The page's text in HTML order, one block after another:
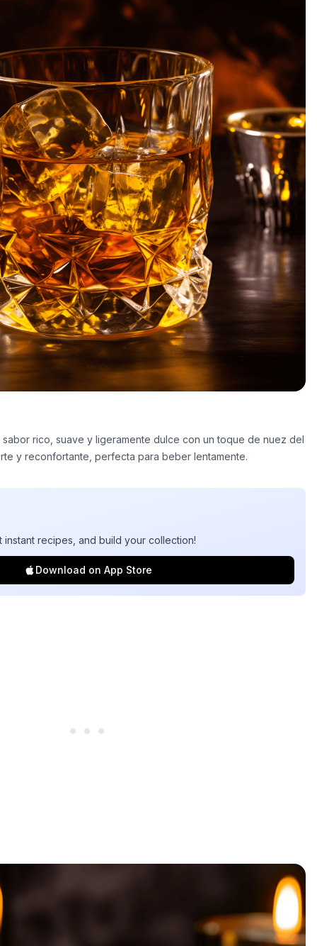
rico, suave y ligeramente dulce con un toque de nuez del
y reconfortante, perfecta para beber lentamente.
instant recipes, and build your collection!
Download on App Store